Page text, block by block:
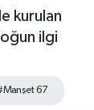
kurulan
ilgi
67